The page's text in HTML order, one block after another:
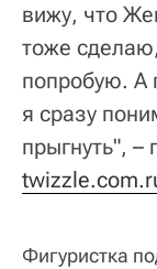
вижу, что
тоже
попробую. А
я сразу
прыгнуть", –
Фигуристка